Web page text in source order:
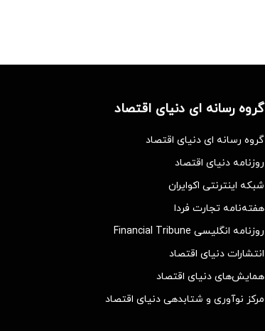
گروه رسانه ای دنیای اقتصاد
گروه رسانه ای دنیای اقتصاد
روزنامه دنیای اقتصاد
شبکه اینترنتی اکوایران
هفته‌نامه تجارت فردا
روزنامه انگلیسی Financial Tribune
انتشارات دنیای اقتصاد
همایش‌های دنیای اقتصاد
مرکز نوآوری و شتابدهی دنیای اقتصاد